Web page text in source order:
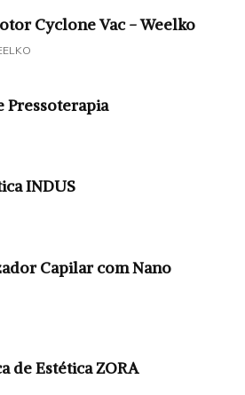
Cyclone Vac - Weelko
Pressoterapia
INDUS
Capilar com Nano
de Estética ZORA